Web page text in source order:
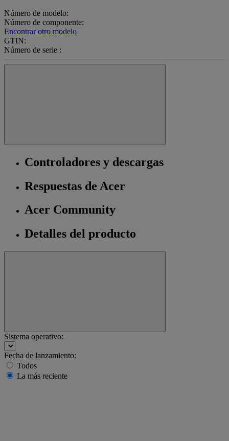
Número de modelo:
Número de componente:
Encontrar otro modelo
GTIN:
Número de serie :
Controladores y descargas
Respuestas de Acer
Acer Community
Detalles del producto
Sistema operativo:
Fecha de lanzamiento:
Todos
La más reciente